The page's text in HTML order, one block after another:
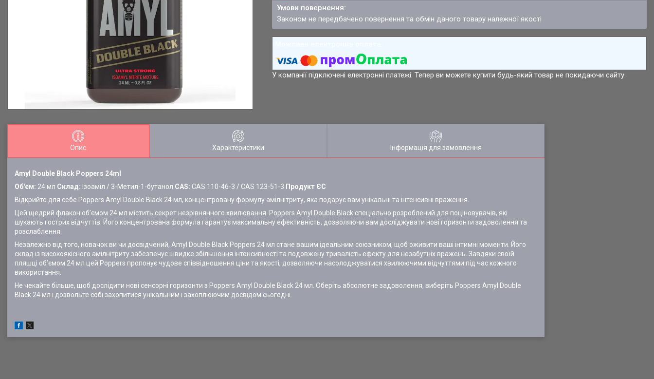
Законом не передбачено повернення та обмін даного товару належної якості
У компанії підключені електронні платежі. Тепер ви можете купити будь-який товар не покидаючи сайту.
Опис Характеристики Інформація для замовлення
Amyl Double Black Poppers 24ml
Об'єм: 24 мл Склад: Ізоаміл / 3-Метил-1-бутанол CAS: CAS 110-46-3 / CAS 123-51-3 Продукт ЄС
Відкрийте для себе Poppers Amyl Double Black 24 мл, концентровану формулу амілнітриту, яка подарує вам унікальні та інтенсивні враження.
Цей щедрий флакон об’ємом 24 мл містить секрет незрівнянного хвилювання. Poppers Amyl Double Black спеціально розроблений для поціновувачів, які
шукають гострих відчуттів. Його концентрована формула гарантує максимальну ефективність, дозволяючи вам досліджувати нові горизонти задоволення та
розслаблення.
Незалежно від того, новачок ви чи досвідчений, Amyl Double Black Poppers 24 мл стане вашим ідеальним союзником, щоб оживити ваші інтимні моменти. Його
склад із високоякісного амілнітриту забезпечує швидке збільшення інтенсивності та подовжену тривалість ефекту для незабутніх вражень. Завдяки своїй
пляшці об’ємом 24 мл цей Poppers пропонує чудове співвідношення ціни та якості, дозволяючи насолоджуватися хвилюючими відчуттями під час кожного
використання.
Не чекайте більше, щоб дослідити нові сенсорні горизонти з Poppers Amyl Double Black 24 мл. Оберіть абсолютне задоволення, виберіть Poppers Amyl Double
Black 24 мл і дозвольте собі захопитися унікальним і захоплюючим досвідом сьогодні.